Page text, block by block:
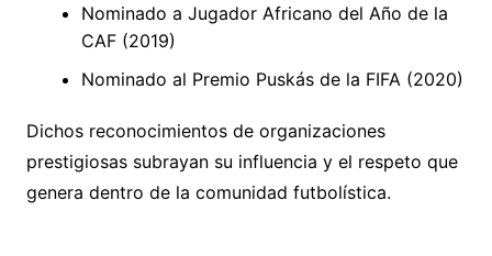
Nominado a Jugador Africano del Año de la
CAF (2019)
Nominado al Premio Puskás de la FIFA (2020)
Dichos reconocimientos de organizaciones
prestigiosas subrayan su influencia y el respeto que
genera dentro de la comunidad futbolística.